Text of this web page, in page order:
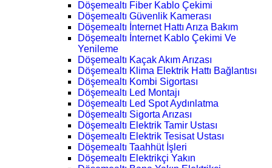
Döşemealtı Fiber Kablo Çekimi
Döşemealtı Güvenlik Kamerası
Döşemealtı İnternet Hattı Arıza Bakım
Döşemealtı İnternet Kablo Çekimi Ve
Yenileme
Döşemealtı Kaçak Akım Arızası
Döşemealtı Klima Elektrik Hattı Bağlantısı
Döşemealtı Kombi Sigortası
Döşemealtı Led Montajı
Döşemealtı Led Spot Aydınlatma
Döşemealtı Sigorta Arızası
Döşemealtı Elektrik Tamir Ustası
Döşemealtı Elektrik Tesisat Ustası
Döşemealtı Taahhüt İşleri
Döşemealtı Elektrikçi Yakın